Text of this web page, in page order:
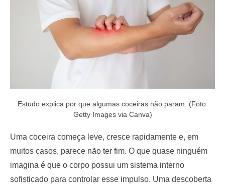
Estudo explica por que algumas coceiras não param. (Foto:
Getty Images via Canva)
Uma coceira começa leve, cresce rapidamente e, em
muitos casos, parece não ter fim. O que quase ninguém
imagina é que o corpo possui um sistema interno
sofisticado para controlar esse impulso. Uma descoberta